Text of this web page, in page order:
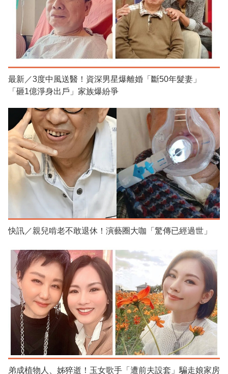
最新／3度中風送醫！資深男星爆離婚「斷50年髮妻」
「砸1億淨身出戶」家族爆紛爭
快訊／親兒啃老不敢退休！演藝圈大咖「驚傳已經過世」
弟成植物人、姊猝逝！玉女歌手「遭前夫設套」騙走娘家房